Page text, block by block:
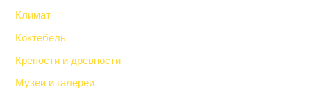
Климат
Коктебель
Крепости и древности
Музеи и галереи